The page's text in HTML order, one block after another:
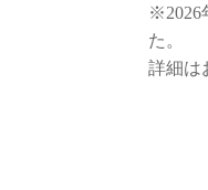
※2026
た。
詳細は